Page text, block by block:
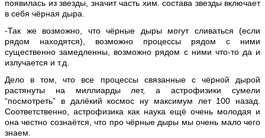
появилась из звезды, значит часть хим. состава звезды включает
в себя чёрная дыра.
-Так же возможно, что чёрные дыры могут сливаться (если
рядом находятся), возможно процессы рядом с ними
существенно замедленны, возможно рядом с ними что-то да и
излучается и т.д.
Дело в том, что все процессы связанные с чёрной дырой
растянуты на миллиарды лет, а астрофизики сумели
“посмотреть” в далёкий космос ну максимум лет 100 назад.
Соответственно, астрофизика как наука ещё очень молодая и
она честно сознаётся, что про чёрные дыры мы очень мало чего
знаем.